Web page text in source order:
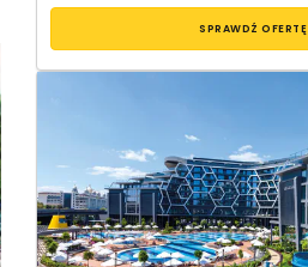
SPRAWDŹ OFERTĘ